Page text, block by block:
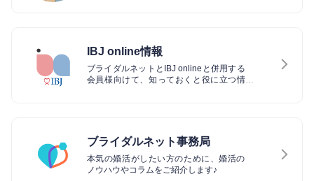
IBJ online情報
ブライダルネットとIBJ onlineと併用する
会員様向けて、知っておくと役に立つ情
ブライダルネット事務局
本気の婚活がしたい方のために、婚活の
ノウハウやコラムをご紹介します♪